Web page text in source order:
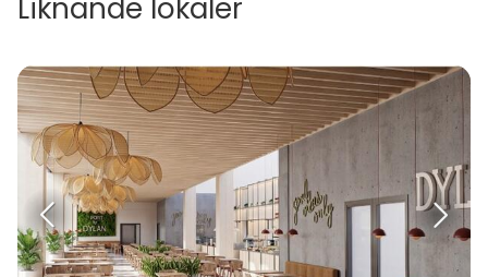
Liknande lokaler